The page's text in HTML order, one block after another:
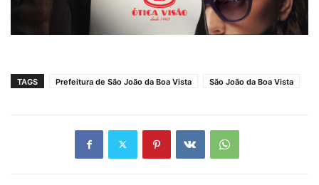
TAGS Prefeitura de São João da Boa Vista São João da Boa Vista